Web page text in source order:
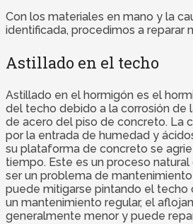
Con los materiales en mano y la
identificada, procedimos a reparar
Astillado en el techo
Astillado en el hormigón es el
del techo debido a la corrosión de
de acero del piso de concreto. La
por la entrada de humedad y
su plataforma de concreto se
tiempo. Este es un proceso
ser un problema de
puede mitigarse pintando el techo
un mantenimiento regular, el
generalmente menor y puede